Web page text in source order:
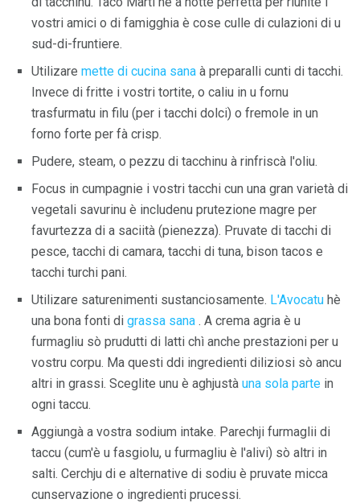
vostri amici o di famigghia è cose culle di culazioni di u
sud-di-fruntiere.
Utilizare mette di cucina sana à preparalli cunti di tacchi.
Invece di fritte i vostri tortite, o caliu in u fornu
trasfurmatu in filu (per i tacchi dolci) o fremole in un
forno forte per fà crisp.
Pudere, steam, o pezzu di tacchinu à rinfriscà l'oliu.
Focus in cumpagnie i vostri tacchi cun una gran varietà di
vegetali savurinu è includenu prutezione magre per
favurtezza di a saciità (pienezza). Pruvate di tacchi di
pesce, tacchi di camara, tacchi di tuna, bison tacos e
tacchi turchi pani.
Utilizare saturenimenti sustanciosamente. L'Avocatu hè
una bona fonti di grassa sana . A crema agria è u
furmagliu sò prudutti di latti chì anche prestazioni per u
vostru corpu. Ma questi ddi ingredienti diliziosi sò ancu
altri in grassi. Sceglite unu è aghjustà una sola parte in
ogni taccu.
Aggiungà a vostra sodium intake. Parechji furmaglii di
taccu (cum'è u fasgiolu, u furmagliu è l'alivi) sò altri in
salti. Cerchju di e alternative di sodiu è pruvate micca
cunservazione o ingredienti prucessi.